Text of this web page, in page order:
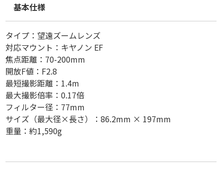
基本仕様
タイプ：望遠ズームレンズ
対応マウント：キヤノン EF
焦点距離：70-200mm
開放F値：F2.8
最短撮影距離：1.4m
最大撮影倍率：0.17倍
フィルター径：77mm
サイズ（最大径×長さ）：86.2mm × 197mm
重量：約1,590g